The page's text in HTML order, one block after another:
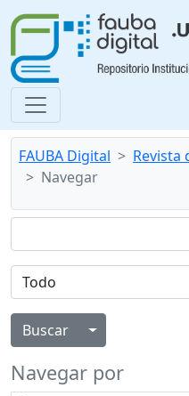
FAUBA Digital
Revista
Navegar
Alternar menú
Navegar por